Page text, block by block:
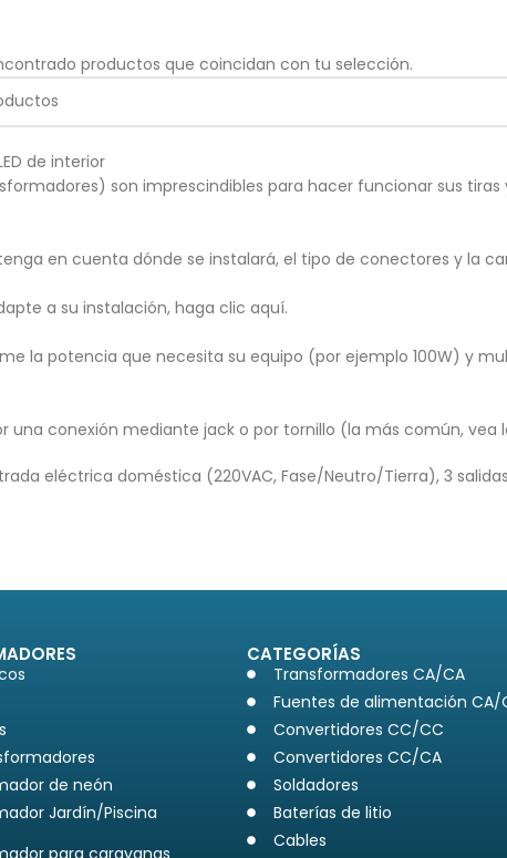
productos que coincidan con tu selección.
de interior
son imprescindibles para hacer funcionar sus tiras
en cuenta dónde se instalará, el tipo de conectores y la
a su instalación, haga clic aquí.
la potencia que necesita su equipo (por ejemplo 100W) y
una conexión mediante jack o por tornillo (la más común, vea
eléctrica doméstica (220VAC, Fase/Neutro/Tierra), 3
de neón
Jardín/Piscina
para caravanas
CATEGORÍAS
Transformadores CA/CA
Fuentes de alimentación CA/
Convertidores CC/CC
Convertidores CC/CA
Soldadores
Baterías de litio
Cables